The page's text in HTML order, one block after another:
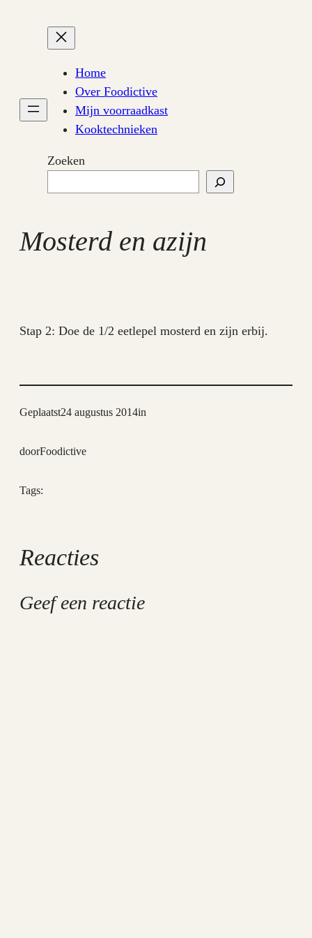
Home
Over Foodictive
Mijn voorraadkast
Kooktechnieken
Zoeken
Mosterd en azijn
Stap 2: Doe de 1/2 eetlepel mosterd en zijn erbij.
Geplaatst24 augustus 2014in
doorFoodictive
Tags:
Reacties
Geef een reactie